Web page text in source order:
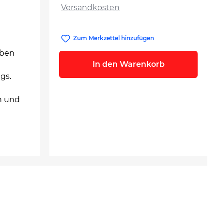
und
Versandkosten
Zum Merkzettel hinzufügen
In den Warenkorb